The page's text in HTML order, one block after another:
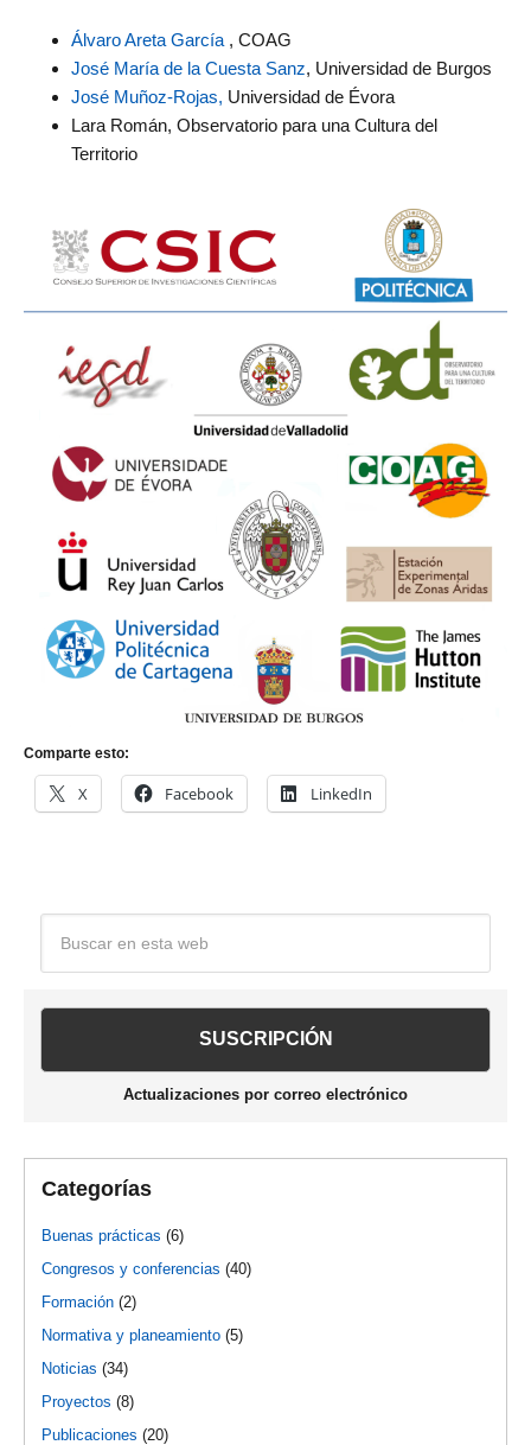
Álvaro Areta García , COAG
José María de la Cuesta Sanz, Universidad de Burgos
José Muñoz-Rojas, Universidad de Évora
Lara Román, Observatorio para una Cultura del
Territorio
Comparte esto:
X Facebook LinkedIn
Barra
lateral
principal
Actualizaciones por correo electrónico
Categorías
Buenas prácticas (6)
Congresos y conferencias (40)
Formación (2)
Normativa y planeamiento (5)
Noticias (34)
Proyectos (8)
Publicaciones (20)